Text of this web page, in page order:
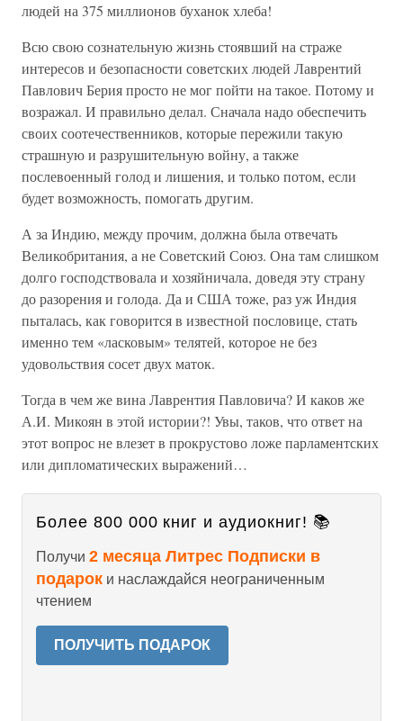
людей на 375 миллионов буханок хлеба!
Всю свою сознательную жизнь стоявший на страже
интересов и безопасности советских людей Лаврентий
Павлович Берия просто не мог пойти на такое. Потому и
возражал. И правильно делал. Сначала надо обеспечить
своих соотечественников, которые пережили такую
страшную и разрушительную войну, а также
послевоенный голод и лишения, и только потом, если
будет возможность, помогать другим.
А за Индию, между прочим, должна была отвечать
Великобритания, а не Советский Союз. Она там слишком
долго господствовала и хозяйничала, доведя эту страну
до разорения и голода. Да и США тоже, раз уж Индия
пыталась, как говорится в известной пословице, стать
именно тем «ласковым» телятей, которое не без
удовольствия сосет двух маток.
Тогда в чем же вина Лаврентия Павловича? И каков же
А.И. Микоян в этой истории?! Увы, таков, что ответ на
этот вопрос не влезет в прокрустово ложе парламентских
или дипломатических выражений…
Более 800 000 книг и аудиокниг! 📚
Получи 2 месяца Литрес Подписки в
подарок и наслаждайся неограниченным
чтением
ПОЛУЧИТЬ ПОДАРОК